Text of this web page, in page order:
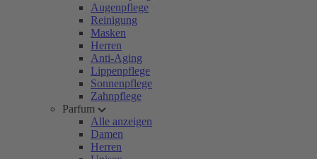
Augenpflege
Reinigung
Masken
Herren
Anti-Aging
Lippenpflege
Sonnenpflege
Zahnpflege
Parfum
Alle anzeigen
Damen
Herren